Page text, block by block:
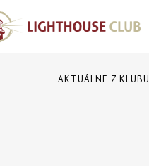
AKTUÁLNE Z KLUBU